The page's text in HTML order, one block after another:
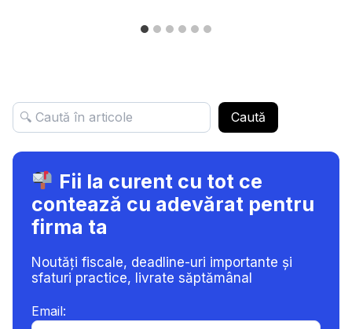
Caută
Fii la curent cu tot ce
contează cu adevărat pentru
firma ta
Noutăți fiscale, deadline-uri importante și
sfaturi practice, livrate săptămânal
Email: